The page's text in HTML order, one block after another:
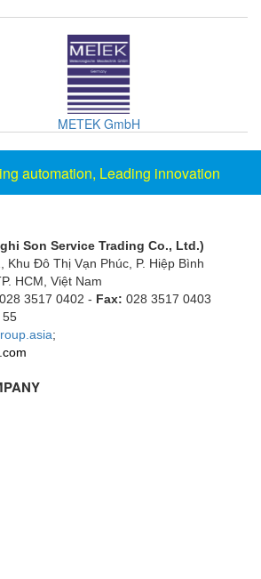
METEK GmbH
automation, Leading innovation
Son Service Trading Co., Ltd.)
Khu Đô Thị Vạn Phúc, P. Hiệp Bình
HCM , Việt Nam
3517 0402 - Fax: 028 3517 0403
55
;